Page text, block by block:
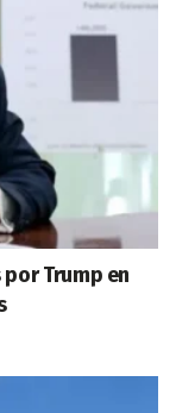
Trump en